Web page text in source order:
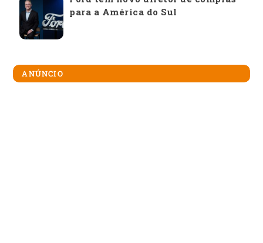
para a América do Sul
ANÚNCIO